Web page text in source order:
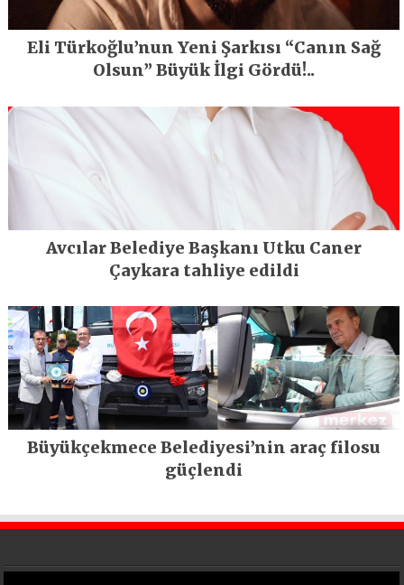
Eli Türkoğlu’nun Yeni Şarkısı “Canın Sağ
Olsun” Büyük İlgi Gördü!..
Avcılar Belediye Başkanı Utku Caner
Çaykara tahliye edildi
Büyükçekmece Belediyesi’nin araç filosu
güçlendi